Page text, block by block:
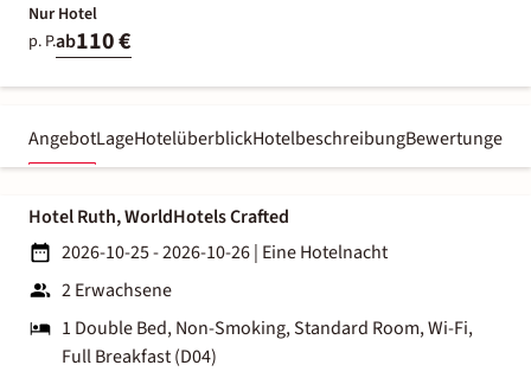
Nur Hotel
p. P.ab110 €
AngebotLageHotelüberblickHotelbeschreibungBewertungen
Hotel Ruth, WorldHotels Crafted
2026-10-25 - 2026-10-26| Eine Hotelnacht
2 Erwachsene
1 Double Bed, Non-Smoking, Standard Room, Wi-Fi,
Full Breakfast (D04)